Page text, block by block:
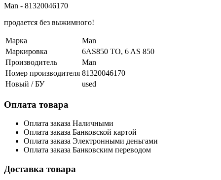
Man - 81320046170
продается без выжимного!
Марка
Man
Маркировка
6AS850 TO, 6 AS 850
Производитель
Man
Номер производителя 81320046170
Новый / БУ
used
Оплата товара
Оплата заказа Наличными
Оплата заказа Банковской картой
Оплата заказа Электронными деньгами
Оплата заказа Банковским переводом
Доставка товара